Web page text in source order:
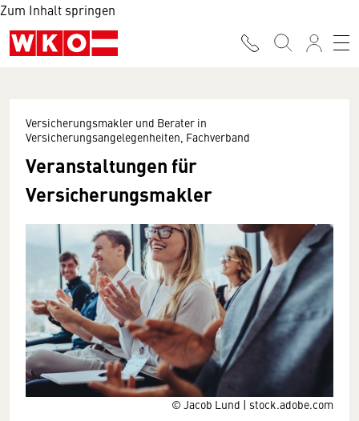
Zum Inhalt springen
© Jacob Lund | stock.adobe.com
Versicherungsmakler und Berater in
Versicherungsangelegenheiten, Fachverband
Veranstaltungen für
Versicherungsmakler